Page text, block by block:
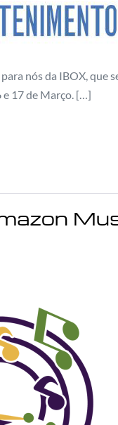
nós da IBOX, que
e 17 de Março. […]